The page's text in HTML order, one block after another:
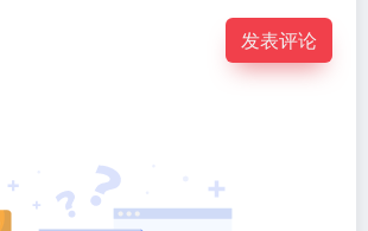
发表评论